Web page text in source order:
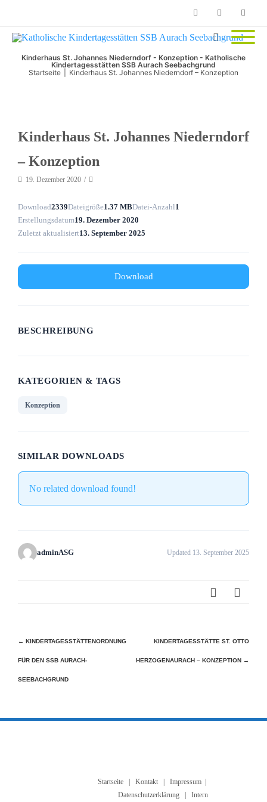
Phone FacebookEmail
Kinderhaus St. Johannes Niederndorf - Konzeption - Katholische
Kindertagesstätten SSB Aurach Seebachgrund
Startseite
Kinderhaus St. Johannes Niederndorf – Konzeption
Kinderhaus St. Johannes Niederndorf
– Konzeption
19. Dezember 2020
Download2339Dateigröße1.37 MBDatei-Anzahl1
Erstellungsdatum19. Dezember 2020
Zuletzt aktualisiert13. September 2025
Download
BESCHREIBUNG
KATEGORIEN & TAGS
Konzeption
SIMILAR DOWNLOADS
No related download found!
adminASG Updated 13. September 2025
Beitragsnavigation
← KINDERTAGESSTÄTTENORDNUNG
FÜR DEN SSB AURACH-
SEEBACHGRUND
KINDERTAGESSTÄTTE ST. OTTO
HERZOGENAURACH – KONZEPTION →
Startseite Kontakt Impressum
Datenschutzerklärung | Intern